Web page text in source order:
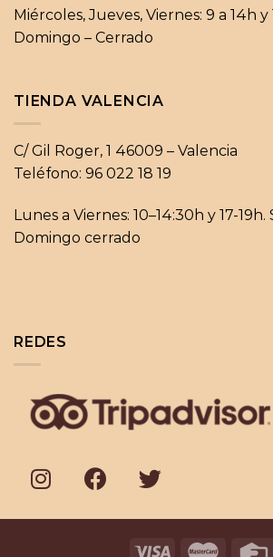
Miércoles, Jueves, Viernes: 9 a 14h y
Domingo – Cerrado
TIENDA VALENCIA
C/ Gil Roger, 1 46009 – Valencia
Teléfono: 96 022 18 19
Lunes a Viernes: 10–14:30h y 17-19h.
Domingo cerrado
REDES